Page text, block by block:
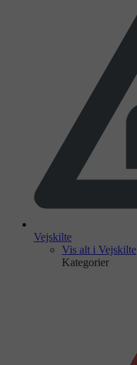
Vejskilte
Vis alt i Vejskilte
Kategorier